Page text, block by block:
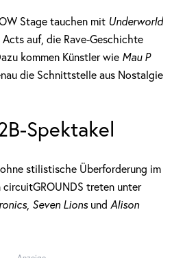
Stage tauchen mit Underworld
auf, die Rave-Geschichte
kommen Künstler wie Mau P
die Schnittstelle aus Nostalgie
Spektakel
stilistische Überforderung im
circuitGROUNDS treten unter
, Seven Lionsund Alison